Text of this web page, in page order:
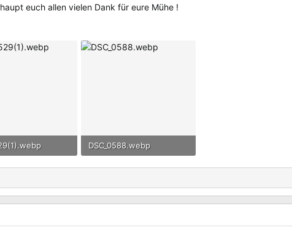
euch allen vielen Dank für eure Mühe !
Aufrufe: 6
DSC_0588.webp
67.7 KB · Aufrufe: 6